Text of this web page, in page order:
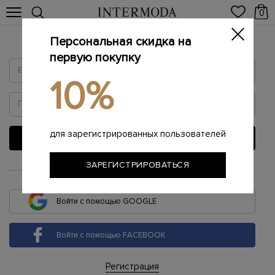
0
Войти
ВОЙТИ
или
Войти с помощью GOOGLE
Войти с помощью FACEBOOK
Регистрация
Персональная скидка на
первую покупку
10%
для зарегистрированных пользователей
ЗАРЕГИСТРИРОВАТЬСЯ